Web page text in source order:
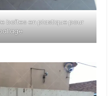
boîtes en plastique pour